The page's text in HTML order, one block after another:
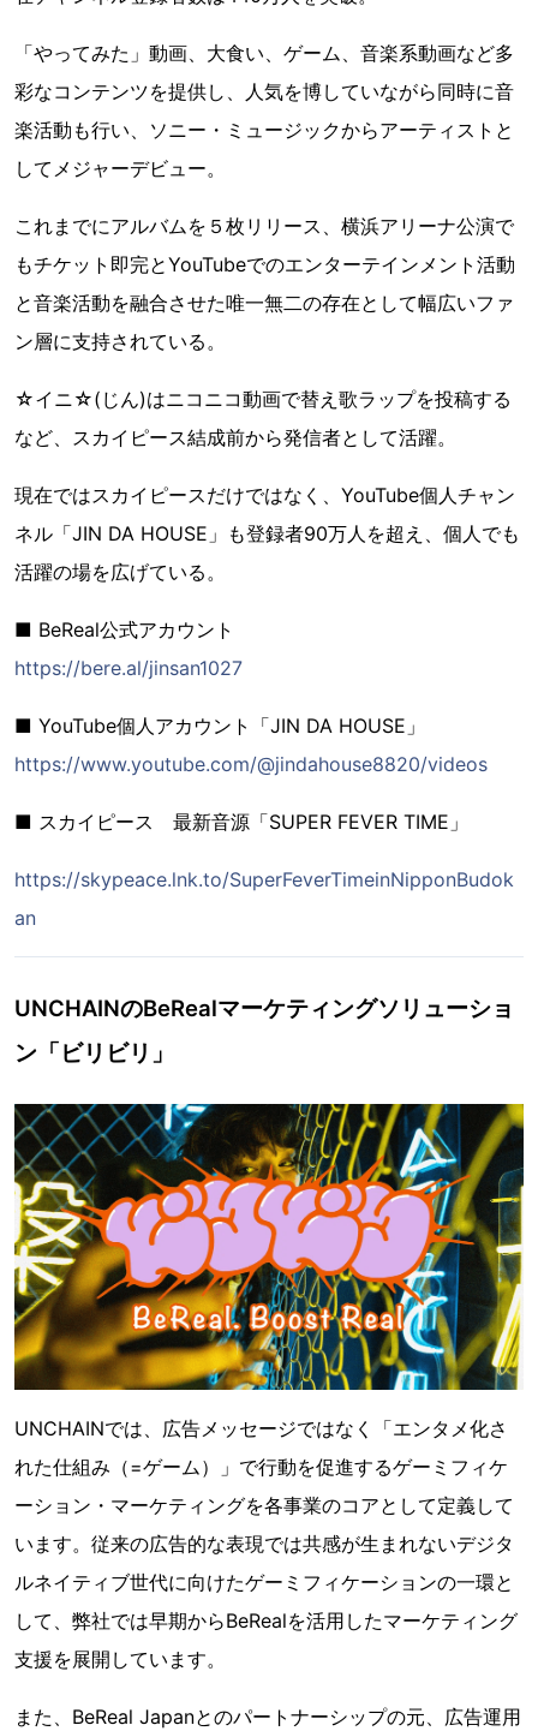
「やってみた」動画、大食い、ゲーム、音楽系動画など多
彩なコンテンツを提供し、人気を博していながら同時に音
楽活動も行い、ソニー・ミュージックからアーティストと
してメジャーデビュー。
これまでにアルバムを５枚リリース、横浜アリーナ公演で
もチケット即完とYouTubeでのエンターテインメント活動
と音楽活動を融合させた唯一無二の存在として幅広いファ
ン層に支持されている。
☆イニ☆(じん)はニコニコ動画で替え歌ラップを投稿する
など、スカイピース結成前から発信者として活躍。
現在ではスカイピースだけではなく、YouTube個人チャン
ネル「JIN DA HOUSE」も登録者90万人を超え、個人でも
活躍の場を広げている。
■ BeReal公式アカウント
https://bere.al/jinsan1027
■ YouTube個人アカウント「JIN DA HOUSE」
https://www.youtube.com/@jindahouse8820/videos
■ スカイピース 最新音源「SUPER FEVER TIME」
https://skypeace.lnk.to/SuperFeverTimeinNipponBudok
an
UNCHAINのBeRealマーケティングソリューショ
ン「ビリビリ」
UNCHAINでは、広告メッセージではなく「エンタメ化さ
れた仕組み（=ゲーム）」で行動を促進するゲーミフィケ
ーション・マーケティングを各事業のコアとして定義して
います。従来の広告的な表現では共感が生まれないデジタ
ルネイティブ世代に向けたゲーミフィケーションの一環と
して、弊社では早期からBeRealを活用したマーケティング
支援を展開しています。
また、BeReal Japanとのパートナーシップの元、広告運用